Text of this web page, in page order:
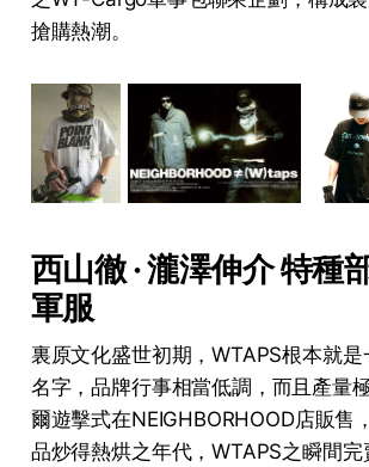
搶購熱潮。
西山徹 · 瀧澤伸介 特種
軍服
裏原文化盛世初期，WTAPS根本就
名字，品牌行事相當低調，而且產量
爾遊擊式在NEIGHBORHOOD店販售
品炒得熱烘之年代，WTAPS之瞬間完